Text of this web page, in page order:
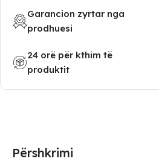
Garancion zyrtar nga
prodhuesi
24 orë për kthim të
produktit
Përshkrimi